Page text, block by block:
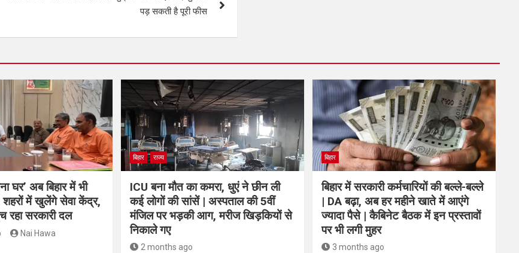
पड़ सकती है पूरी फीस
घर’ अब बिहार में भी
शहरों में खुलेंगे सेवा केंद्र,
सरकारी दल
Nai Hawa
बिहार राज्य
ICU बना मौत का कमरा, धुएं ने छीन ली
कई लोगों की सांसें | अस्पताल की 5वीं
मंजिल पर भड़की आग, मरीज खिड़कियों से
निकाले गए
2 months ago
बिहार
बिहार में सरकारी कर्मचारियों की बल्ले-बल्ले
| DA बढ़ा, अब हर महीने खाते में आएंगे
ज्यादा पैसे | कैबिनेट बैठक में इन प्रस्तावों
पर भी लगी मुहर
3 months ago